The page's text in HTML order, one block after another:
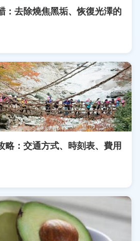
：去除燒焦黑垢、恢復光澤的
略：交通方式、時刻表、費用